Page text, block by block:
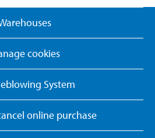
cookies
System
online purchase